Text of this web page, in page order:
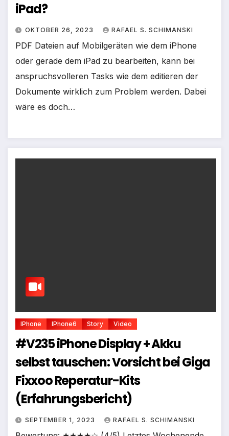
iPad?
OKTOBER 26, 2023 RAFAEL S. SCHIMANSKI
PDF Dateien auf Mobilgeräten wie dem iPhone
oder gerade dem iPad zu bearbeiten, kann bei
anspruchsvolleren Tasks wie dem editieren der
Dokumente wirklich zum Problem werden. Dabei
wäre es doch…
IPhone IPhone6 Story Video
#V235 iPhone Display + Akku
selbst tauschen: Vorsicht bei Giga
Fixxoo Reperatur-Kits
(Erfahrungsbericht)
SEPTEMBER 1, 2023 RAFAEL S. SCHIMANSKI